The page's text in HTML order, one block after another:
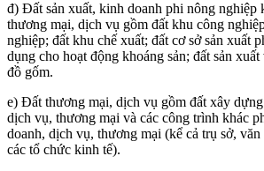
đ) Đất sản xuất, kinh doanh phi nông nghiệp
thương mại, dịch vụ gồm đất khu công
nghiệp; đất khu chế xuất; đất cơ sở sản xuất
dụng cho hoạt động khoáng sản; đất sản
đồ gốm.
e) Đất thương mại, dịch vụ gồm đất xây
dịch vụ, thương mại và các công trình khác
doanh, dịch vụ, thương mại (kể cả trụ sở,
các tổ chức kinh tế).